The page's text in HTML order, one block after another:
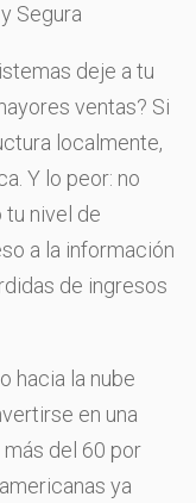
Segura
deje a tu
ventas? Si
localmente,
Y lo peor: no
tu nivel de
a la información
de ingresos
hacia la nube
en una
del 60 por
ya